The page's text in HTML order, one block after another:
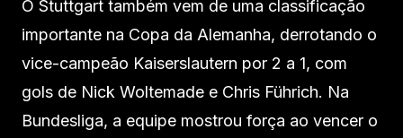
O Stuttgart também vem de uma classificação
importante na Copa da Alemanha, derrotando o
vice-campeão Kaiserslautern por 2 a 1, com
gols de Nick Woltemade e Chris Führich. Na
Bundesliga, a equipe mostrou força ao vencer o